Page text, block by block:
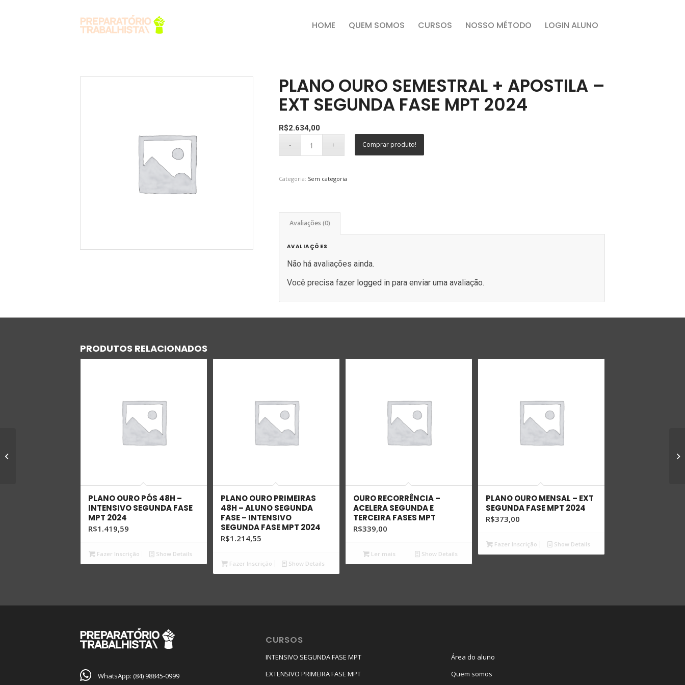
HOME QUEM SOMOS CURSOS NOSSO MÉTODO LOGIN ALUNO
PLANO OURO SEMESTRAL + APOSTILA –
EXT SEGUNDA FASE MPT 2024
R$2.634,00
Comprar produto!
Categoria: Sem categoria
Avaliações (0)
AVALIAÇÕES
Não há avaliações ainda.
Você precisa fazer logged inpara enviar uma avaliação.
PRODUTOS RELACIONADOS
PLANO OURO PÓS 48H –
INTENSIVO SEGUNDA FASE
MPT 2024
R$1.419,59
Fazer Inscrição Show Details
PLANO OURO PRIMEIRAS
48H – ALUNO SEGUNDA
FASE – INTENSIVO
SEGUNDA FASE MPT 2024
R$1.214,55
Fazer Inscrição Show Details
OURO RECORRÊNCIA –
ACELERA SEGUNDA E
TERCEIRA FASES MPT
R$339,00
Ler mais Show Details
PLANO OURO MENSAL – EXT
SEGUNDA FASE MPT 2024
R$373,00
Fazer Inscrição Show Details
WhatsApp: (84) 98845-0999
CURSOS
INTENSIVO SEGUNDA FASE MPT
EXTENSIVO PRIMEIRA FASE MPT
Área do aluno
Quem somos